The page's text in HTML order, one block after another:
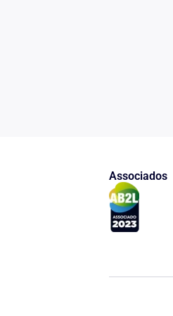
Associados